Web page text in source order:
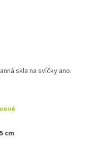
skla na svíčky ano.
cm